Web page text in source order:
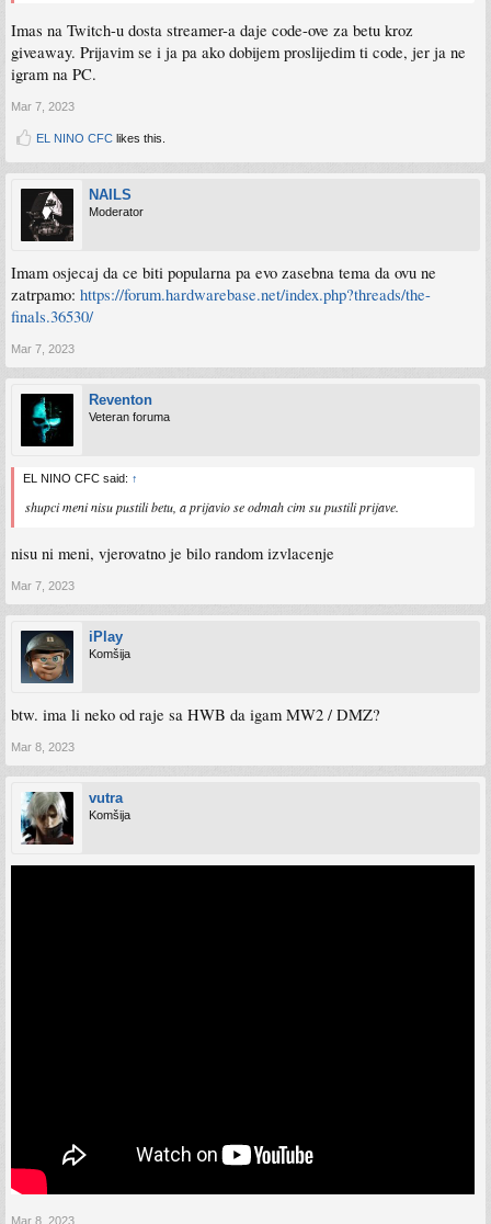
Imas na Twitch-u dosta streamer-a daje code-ove za betu kroz
giveaway. Prijavim se i ja pa ako dobijem proslijedim ti code, jer ja ne
igram na PC.
Mar 7, 2023
EL NINO CFC likes this.
NAILS
Moderator
Imam osjecaj da ce biti popularna pa evo zasebna tema da ovu ne
zatrpamo: https://forum.hardwarebase.net/index.php?threads/the-
finals.36530/
Mar 7, 2023
Reventon
Veteran foruma
EL NINO CFC said: ↑
shupci meni nisu pustili betu, a prijavio se odmah cim su pustili prijave.
nisu ni meni, vjerovatno je bilo random izvlacenje
Mar 7, 2023
iPlay
Komšija
btw. ima li neko od raje sa HWB da igam MW2 / DMZ?
Mar 8, 2023
vutra
Komšija
Mar 8, 2023